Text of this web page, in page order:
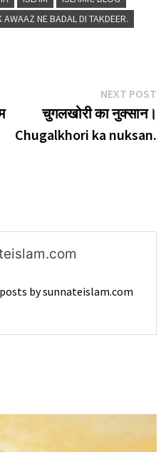
AWAAZ NE BADAL DI TAKDEER.
NEXT POST
चुगलखोरी का नुक्सान।
Chugalkhori ka nuksan.
by sunnateislam.com